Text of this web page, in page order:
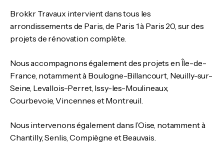
Brokkr Travaux intervient dans tous les
arrondissements de Paris, de Paris 1 à Paris 20, sur des
projets de rénovation complète.
Nous accompagnons également des projets en Île-de-
France, notamment à Boulogne-Billancourt, Neuilly-sur-
Seine, Levallois-Perret, Issy-les-Moulineaux,
Courbevoie, Vincennes et Montreuil.
Nous intervenons également dans l’Oise, notamment à
Chantilly, Senlis, Compiègne et Beauvais.